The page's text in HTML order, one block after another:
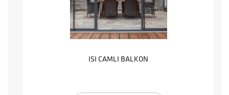
ISI CAMLI BALKON